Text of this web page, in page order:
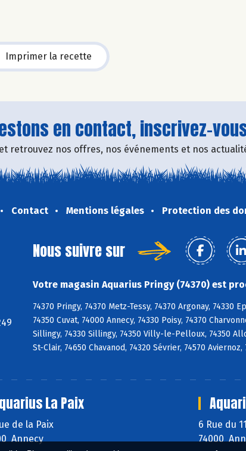
Imprimer la recette
en contact, inscrivez-
retrouvez nos offres, nos événements et nos
Contact Mentions légales Protection des
Nous suivre sur
Votre magasin Aquarius Pringy (74370) est
74370 Pringy, 74370 Metz-Tessy, 74370 Argonay,
74350 Cuvat, 74000 Annecy, 74330 Poisy, 74370
Sillingy, 74330 Sillingy, 74350 Villy-le-Pelloux, 74350
St-Clair, 74650 Chavanod, 74320 Sévrier, 74570 Aviernoz,
La Paix
de la Paix
Annecy
6 Rue du
74000